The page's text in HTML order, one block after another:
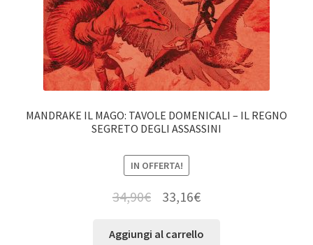
MANDRAKE IL MAGO: TAVOLE DOMENICALI – IL REGNO
SEGRETO DEGLI ASSASSINI
IN OFFERTA!
34,90€ 33,16€
Aggiungi al carrello